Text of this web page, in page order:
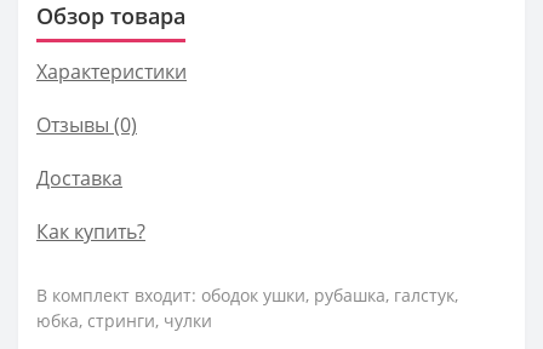
Обзор товара
Характеристики
Отзывы (0)
Доставка
Как купить?
В комплект входит: ободок ушки, рубашка, галстук,
юбка, стринги, чулки